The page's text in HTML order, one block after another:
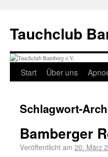
Tauchclub
Start Über uns
Schlagwort-
Bamberger
Veröffentlicht am 20. März